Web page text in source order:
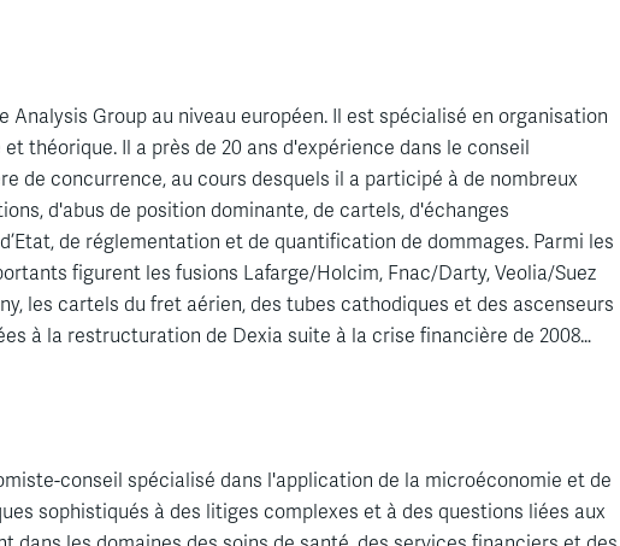
Analysis Group au niveau européen. Il est spécialisé en organisation
théorique. Il a près de 20 ans d'expérience dans le conseil
de concurrence, au cours desquels il a participé à de nombreux
d'abus de position dominante, de cartels, d'échanges
de réglementation et de quantification de dommages. Parmi les
figurent les fusions Lafarge/Holcim, Fnac/Darty, Veolia/Suez
les cartels du fret aérien, des tubes cathodiques et des ascenseurs
à la restructuration de Dexia suite à la crise financière de 2008…
-conseil spécialisé dans l'application de la microéconomie et de
sophistiqués à des litiges complexes et à des questions liées aux